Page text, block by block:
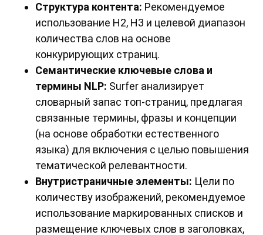
Структура контента: Рекомендуемое
использование H2, H3 и целевой диапазон
количества слов на основе
конкурирующих страниц.
Семантические ключевые слова и
термины NLP: Surfer анализирует
словарный запас топ-страниц, предлагая
связанные термины, фразы и концепции
(на основе обработки естественного
языка) для включения с целью повышения
тематической релевантности.
Внутристраничные элементы: Цели по
количеству изображений, рекомендуемое
использование маркированных списков и
размещение ключевых слов в заголовках,